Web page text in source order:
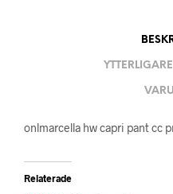
onlmarcella hw capri pant cc
Relaterade